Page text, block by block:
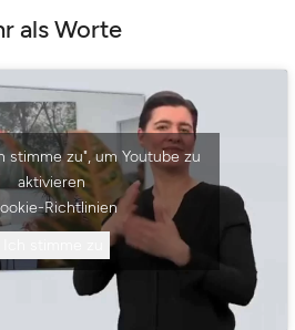
als Worte
stimme zu", um Youtube zu
aktivieren
Richtlinien